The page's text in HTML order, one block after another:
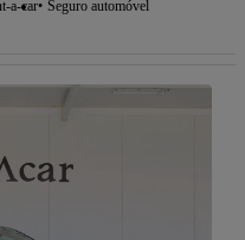
a-car Seguro automóvel